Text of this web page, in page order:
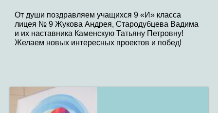
От души поздравляем учащихся 9 «И» класса
лицея № 9 Жукова Андрея, Стародубцева Вадима
и их наставника Каменскую Татьяну Петровну!
Желаем новых интересных проектов и побед!